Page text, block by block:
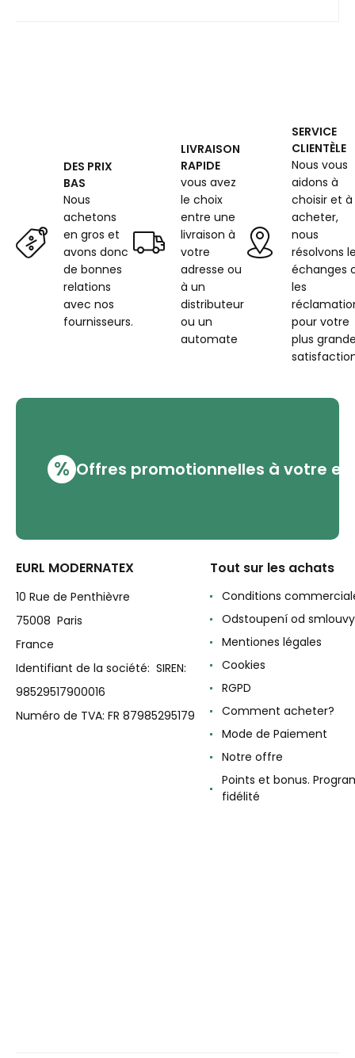
DES PRIX
BAS
Nous
achetons
en gros et
avons donc
de bonnes
relations
avec nos
fournisseurs.
LIVRAISON
RAPIDE
vous avez
le choix
entre une
livraison à
votre
adresse ou
à un
distributeur
ou un
automate
SERVICE
CLIENTÈLE
Nous vous
aidons à
choisir et à
acheter,
nous
résolvons
échanges
les
pour votre
plus
% Offres promotionnelles à votre
EURL MODERNATEX
10 Rue de Penthièvre
75008 Paris
France
Identifiant de la société: SIREN:
98529517900016
Numéro de TVA: FR 87985295179
Tout sur les achats
Conditions
Odstoupení od smlouvy
Mentiones légales
Cookies
RGPD
Comment acheter?
Mode de Paiement
Notre offre
Points et bonus.
fidélité